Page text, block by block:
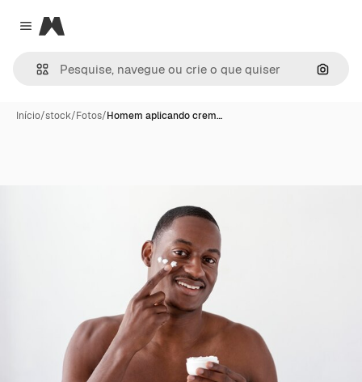
Close menu
Magnific
Início/stock/Fotos/Homem aplicando crem…